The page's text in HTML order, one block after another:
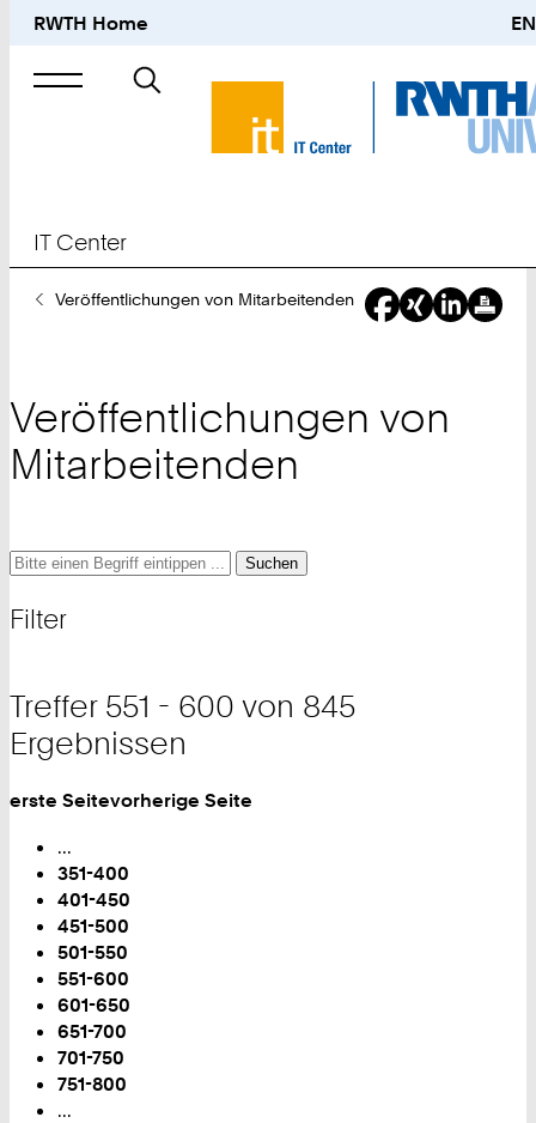
RWTH Home EN
Suche
nach
IT Center
SieVeröffentlichungen von Mitarbeitenden
Veröffentlichungen von
Mitarbeitenden
Suche
und
Suche
Suche
Filter
Treffer 551 - 600 von 845
Ergebnissen
Blättern
erste Seitevorherige Seite
...
351-400
401-450
451-500
501-550
Sie
sind
auf
Seite:
551-600
601-650
651-700
701-750
751-800
...